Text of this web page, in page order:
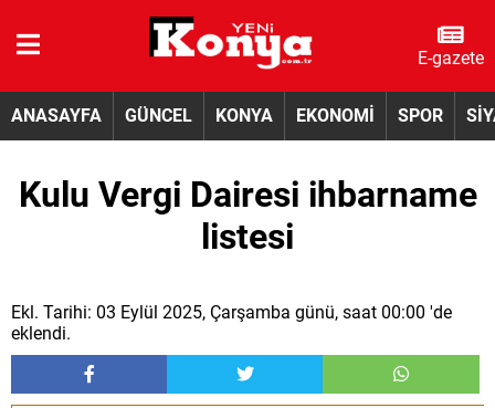
E-gazete
ANASAYFA GÜNCEL KONYA EKONOMİ SPOR
Kulu Vergi Dairesi ihbarname
listesi
Ekl. Tarihi: 03 Eylül 2025, Çarşamba günü, saat 00:00 'de
eklendi.